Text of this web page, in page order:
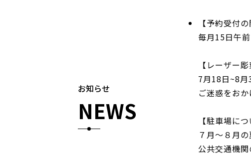
お知らせ
NEWS
【予約受付
毎月15日午
【レーザー
7月18日~8月
ご迷惑をお
【駐車場につ
７月～８月
公共交通機関